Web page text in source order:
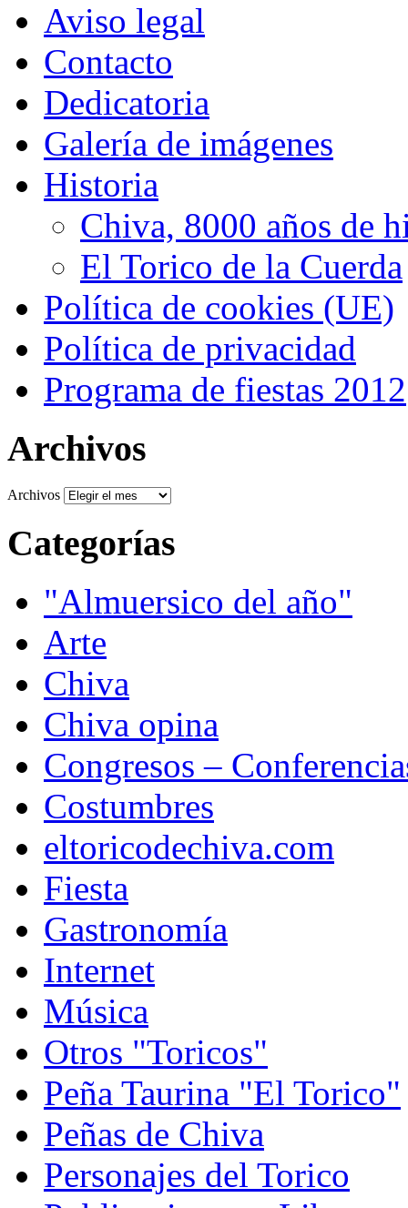
Aviso legal
Contacto
Dedicatoria
Galería de imágenes
Historia
Chiva, 8000 años de
El Torico de la Cuerda
Política de cookies (UE)
Política de privacidad
Programa de fiestas 2012
Archivos
Archivos
Categorías
"Almuersico del año"
Arte
Chiva
Chiva opina
Congresos –
Costumbres
eltoricodechiva.com
Fiesta
Gastronomía
Internet
Música
Otros "Toricos"
Peña Taurina "El Torico"
Peñas de Chiva
Personajes del Torico